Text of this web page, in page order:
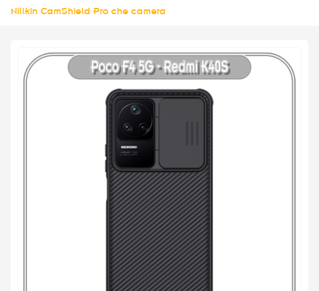
Nillkin CamShield Pro che camera